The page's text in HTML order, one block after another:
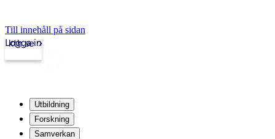
Till innehåll på sidan
kth.se
Logga in
Utbildning
Forskning
Samverkan